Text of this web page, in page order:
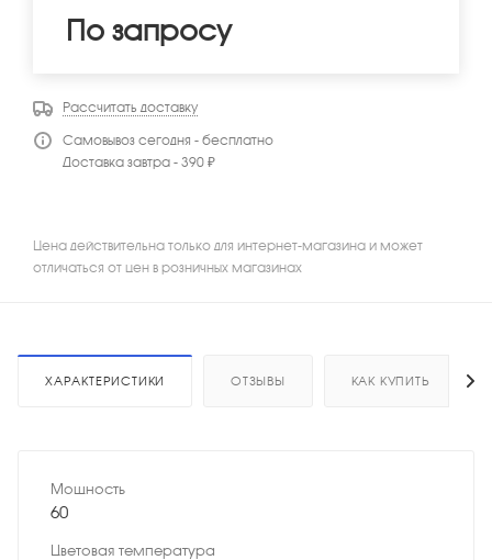
По запросу
Рассчитать доставку
Самовывоз сегодня - бесплатно
Доставка завтра - 390 ₽
Цена действительна только для интернет-магазина и может
отличаться от цен в розничных магазинах
ХАРАКТЕРИСТИКИ ОТЗЫВЫ КАК КУПИТЬ
Мощность
60
Цветовая температура